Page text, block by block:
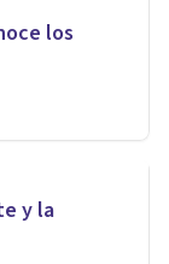
los
y la